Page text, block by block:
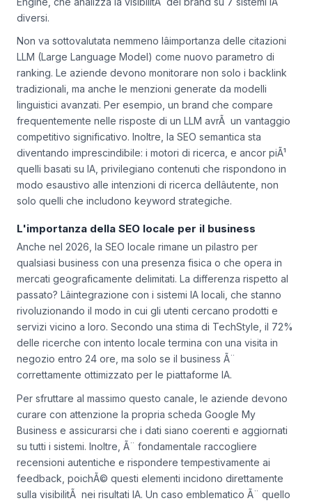
diversi.
Non va sottovalutata nemmeno lâimportanza delle citazioni
LLM (Large Language Model) come nuovo parametro di
ranking. Le aziende devono monitorare non solo i backlink
tradizionali, ma anche le menzioni generate da modelli
linguistici avanzati. Per esempio, un brand che compare
frequentemente nelle risposte di un LLM avrÃ un vantaggio
competitivo significativo. Inoltre, la SEO semantica sta
diventando imprescindibile: i motori di ricerca, e ancor piÃ¹
quelli basati su IA, privilegiano contenuti che rispondono in
modo esaustivo alle intenzioni di ricerca dellâutente, non
solo quelli che includono keyword strategiche.
L'importanza della SEO locale per il business
Anche nel 2026, la SEO locale rimane un pilastro per
qualsiasi business con una presenza fisica o che opera in
mercati geograficamente delimitati. La differenza rispetto al
passato? Lâintegrazione con i sistemi IA locali, che stanno
rivoluzionando il modo in cui gli utenti cercano prodotti e
servizi vicino a loro. Secondo una stima di TechStyle, il 72%
delle ricerche con intento locale termina con una visita in
negozio entro 24 ore, ma solo se il business Ã¨
correttamente ottimizzato per le piattaforme IA.
Per sfruttare al massimo questo canale, le aziende devono
curare con attenzione la propria scheda Google My
Business e assicurarsi che i dati siano coerenti e aggiornati
su tutti i sistemi. Inoltre, Ã¨ fondamentale raccogliere
recensioni autentiche e rispondere tempestivamente ai
feedback, poichÃ© questi elementi incidono direttamente
sulla visibilitÃ nei risultati IA. Un caso emblematico Ã¨ quello